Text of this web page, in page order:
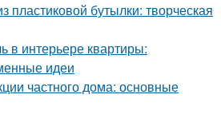
пластиковой бутылки: творческая
в интерьере квартиры:
идеи
частного дома: основные